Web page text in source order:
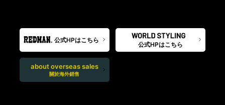
公式HPはこちら
公式HPはこちら
about overseas sales
關於海外銷售